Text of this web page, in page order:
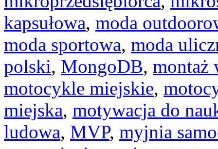
kapsułowa, moda
moda sportowa, moda
polski, MongoDB, montaż
motocykle miejskie,
miejska, motywacja do
ludowa, MVP, myjnia